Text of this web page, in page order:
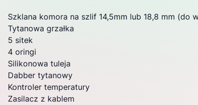
Szklana komora na szlif 14,5mm lub 18,8 mm (do
Tytanowa grzałka
5 sitek
4 oringi
Silikonowa tuleja
Dabber tytanowy
Kontroler temperatury
Zasilacz z kablem